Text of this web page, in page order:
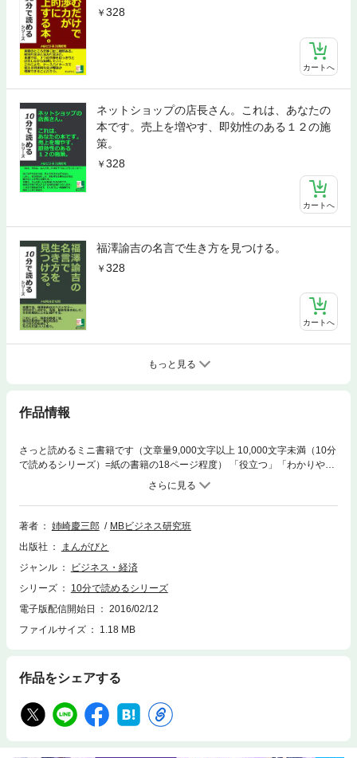
328
カートへ
ネットショップの店長さん。これは、あなたの
本です。売上を増やす、即効性のある１２の施
策。
328
カートへ
福澤諭吉の名言で生き方を見つける。
328
カートへ
もっと見る
作品情報
さっと読めるミニ書籍です（文章量9,000文字以上 10,000文字未満（10分
で読めるシリーズ）=紙の書籍の18ページ程度） 「役立つ」「わかりやす
い」「おもしろい」をコンセプトに個性あふれる作家陣が執筆しておりま
す。 自己啓発、問題解決、気分転換、他の読書の箸休め、スキルアップ、
ストレス解消、いろいろなシチュエーションでご利用いただけます。 是
非、お試しください。 【書籍説明】 「ビジネスマンは数字に強くなれ」
やって強くなったらよいか分からない。 アイザック・カイザー・ブラウン
くんは考えた。 「数字に強くなる方法」ではない。そうではなくて、とに
これは「アイザック・カイザー・ブラウンの数字物語」である。 【目次】
1.数字を集めること 2.西洋数秘術 3.スパン・オブ・コントロールの原則 4.
数字の覚え方 5.中国数秘術 6.人口物語 7.まだ人口物語 8.アイザック・カイ
ザー・ブラウンの数字物語 【著者紹介】 姉崎慶三郎（アネザキケイザブ
年9月から始めたクラウドソーシングによりライティングとカメラを生活
・ペンネームは祖父の名前。 英語教師だが海外に行ったことがな… 以上
まえがきより抜粋
著者 姉崎慶三郎
MBビジネス研究班
出版社
まんがびと
ジャンル
ビジネス・経済
シリーズ
10分で読めるシリーズ
電子版配信開始日
2016/02/12
ファイルサイズ
1.18 MB
作品をシェアする